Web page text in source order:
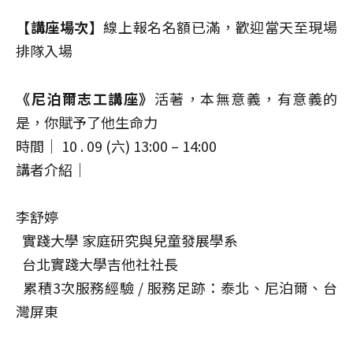
【講座場次】線上報名名額已滿，歡迎當天至現場
排隊入場
《尼泊爾志工講座》 活著，本無意義，有意義的
是，你賦予了他生命力
時間｜ 10 . 09 (六) 13:00 – 14:00
講者介紹｜
李舒婷
實踐大學 家庭研究與兒童發展學系
台北實踐大學吉他社社長
累積3次服務經驗 / 服務足跡：泰北、尼泊爾、台
灣屏東